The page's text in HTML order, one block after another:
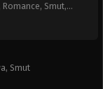
Romance, Smut,
, Smut